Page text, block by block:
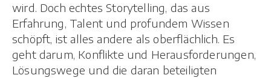
wird. Doch echtes Storytelling, das aus
Erfahrung, Talent und profundem Wissen
schöpft, ist alles andere als oberflächlich. Es
geht darum, Konflikte und Herausforderungen,
Lösungswege und die daran beteiligten